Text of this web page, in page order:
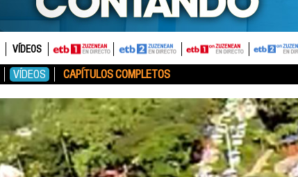
VÍDEOS
VÍDEOS CAPÍTULOS COMPLETOS